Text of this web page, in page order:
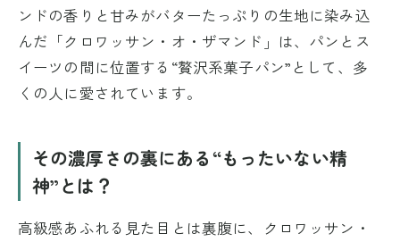
ンドの香りと甘みがバターたっぷりの生地に染み込
んだ「クロワッサン・オ・ザマンド」は、パンとス
イーツの間に位置する“贅沢系菓子パン”として、多
くの人に愛されています。
その濃厚さの裏にある“もったいない精
神”とは？
高級感あふれる見た目とは裏腹に、クロワッサン・